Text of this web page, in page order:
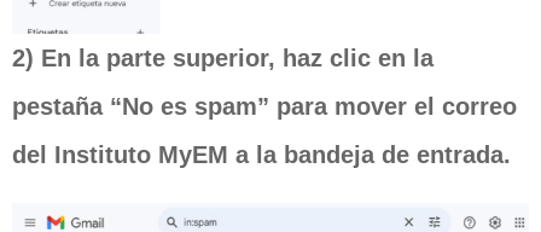
2) En la parte superior, haz clic en la
pestaña “No es spam” para mover el correo
del Instituto MyEM a la bandeja de entrada.